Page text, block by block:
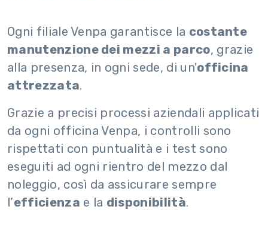
Ogni filiale Venpa garantisce la costante
manutenzione dei mezzi a parco, grazie
alla presenza, in ogni sede, di un'officina
attrezzata.
Grazie a precisi processi aziendali applicati
da ogni officina Venpa, i controlli sono
rispettati con puntualità e i test sono
eseguiti ad ogni rientro del mezzo dal
noleggio, così da assicurare sempre
l’efficienza e la disponibilità.